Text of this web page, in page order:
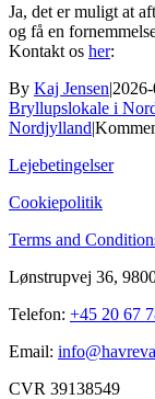
Ja, det er muligt at
og få en
Kontakt os her:
By Kaj Jensen|
Bryllupslokale i
Nordjylland|
Lejebetingelser
Cookiepolitik
Terms and
Lønstrupvej 36,
Telefon: +45 20 67
Email:
CVR 39138549